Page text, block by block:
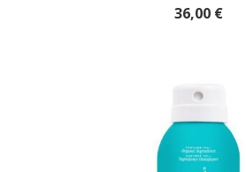
36,00 €